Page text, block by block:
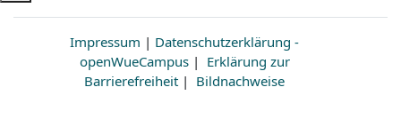
Impressum | Datenschutzerklärung -
openWueCampus| Erklärung zur
Barrierefreiheit | Bildnachweise